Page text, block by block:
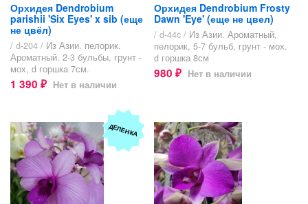
Орхидея Dendrobium
parishii 'Six Eyes' x sib (еще
не цвёл)
/ d-204 / Из Азии. пелорик.
Ароматный. 2-3 бульбы, грунт -
мох, d горшка 7см.
1 390 ₽ Нет в наличии
Орхидея Dendrobium Frosty
Dawn 'Eye' (еще не цвел)
/ d-44c / Из Азии. Ароматный,
пелорик, 5-7 бульб, грунт - мох.
d горшка 8см
980 ₽ Нет в наличии
ДЕЛЕНКА